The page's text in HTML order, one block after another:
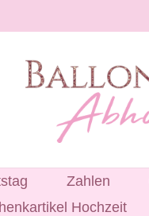
Zahlen
Hochzeit